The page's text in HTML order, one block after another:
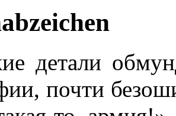
детали
почти